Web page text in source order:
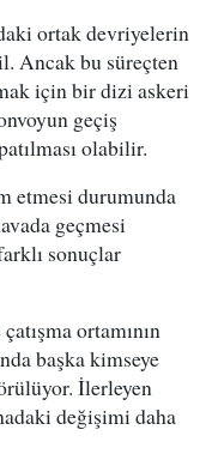
ortak devriyelerin
Ancak bu süreçten
için bir dizi askeri
geçiş
olabilir.
etmesi durumunda
geçmesi
sonuçlar
ortamının
başka kimseye
İlerleyen
değişimi daha